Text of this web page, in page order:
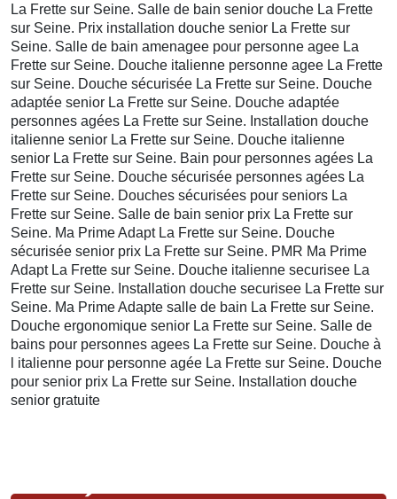
La Frette sur Seine. Salle de bain senior douche La Frette
sur Seine. Prix installation douche senior La Frette sur
Seine. Salle de bain amenagee pour personne agee La
Frette sur Seine. Douche italienne personne agee La Frette
sur Seine. Douche sécurisée La Frette sur Seine. Douche
adaptée senior La Frette sur Seine. Douche adaptée
personnes agées La Frette sur Seine. Installation douche
italienne senior La Frette sur Seine. Douche italienne
senior La Frette sur Seine. Bain pour personnes agées La
Frette sur Seine. Douche sécurisée personnes agées La
Frette sur Seine. Douches sécurisées pour seniors La
Frette sur Seine. Salle de bain senior prix La Frette sur
Seine. Ma Prime Adapt La Frette sur Seine. Douche
sécurisée senior prix La Frette sur Seine. PMR Ma Prime
Adapt La Frette sur Seine. Douche italienne securisee La
Frette sur Seine. Installation douche securisee La Frette sur
Seine. Ma Prime Adapte salle de bain La Frette sur Seine.
Douche ergonomique senior La Frette sur Seine. Salle de
bains pour personnes agees La Frette sur Seine. Douche à
l italienne pour personne agée La Frette sur Seine. Douche
pour senior prix La Frette sur Seine. Installation douche
senior gratuite